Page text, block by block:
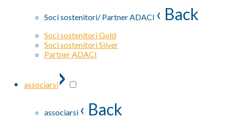
Soci sostenitori/ Partner ADACI ‹ Back
Soci sostenitori Gold
Soci sostenitori Silver
Partner ADACI
associarsi›
associarsi ‹ Back